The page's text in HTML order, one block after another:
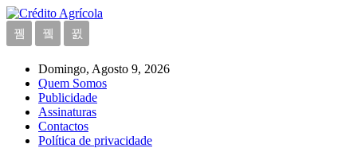
Domingo, Agosto 9, 2026
Quem Somos
Publicidade
Assinaturas
Contactos
Política de privacidade